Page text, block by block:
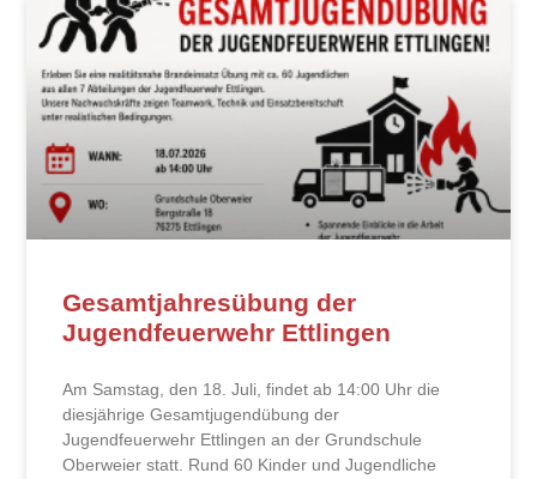
Gesamtjahresübung der
Jugendfeuerwehr Ettlingen
Am Samstag, den 18. Juli, findet ab 14:00 Uhr die
diesjährige Gesamtjugendübung der
Jugendfeuerwehr Ettlingen an der Grundschule
Oberweier statt. Rund 60 Kinder und Jugendliche